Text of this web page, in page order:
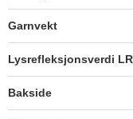
Garnvekt
Lysrefleksjonsverdi
Bakside